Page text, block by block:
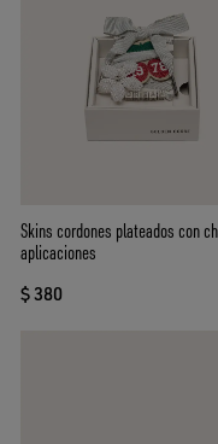
Skins cordones plateados con
aplicaciones
$ 380